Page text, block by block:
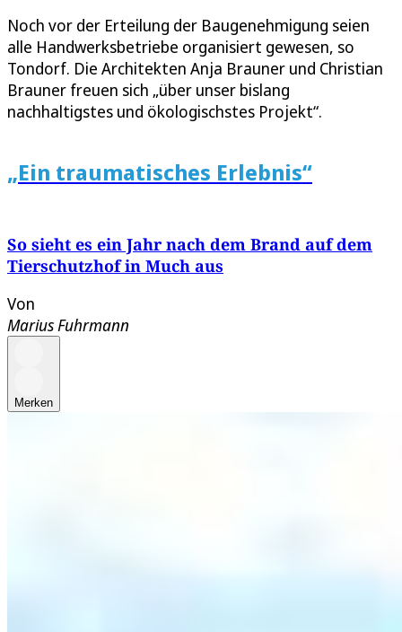
Noch vor der Erteilung der Baugenehmigung seien
alle Handwerksbetriebe organisiert gewesen, so
Tondorf. Die Architekten Anja Brauner und Christian
Brauner freuen sich „über unser bislang
nachhaltigstes und ökologischstes Projekt“.
„Ein traumatisches Erlebnis“
So sieht es ein Jahr nach dem Brand auf dem
Tierschutzhof in Much aus
Von
Marius Fuhrmann
Merken